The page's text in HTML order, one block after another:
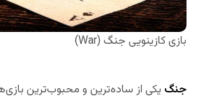
بازی کازینویی جنگ (War)
جنگ یکی از ساده‌‌ترین و محبوب‌ترین